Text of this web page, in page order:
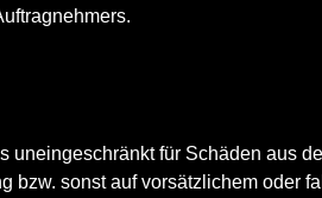
für Schäden aus
sonst auf vorsätzlichem oder